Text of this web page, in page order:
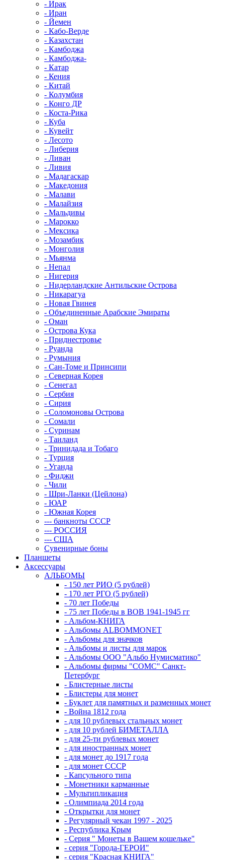
- Ирак
- Иран
- Йемен
- Кабо-Верде
- Казахстан
- Камбоджа
- Камбоджа-
- Катар
- Кения
- Китай
- Колумбия
- Конго ДР
- Коста-Рика
- Куба
- Кувейт
- Лесото
- Либерия
- Ливан
- Ливия
- Мадагаскар
- Македония
- Малави
- Малайзия
- Мальдивы
- Марокко
- Мексика
- Мозамбик
- Монголия
- Мьянма
- Непал
- Нигерия
- Нидерландские Антильские Острова
- Никарагуа
- Новая Гвинея
- Объединенные Арабские Эмираты
- Оман
- Острова Кука
- Приднестровье
- Руанда
- Румыния
- Сан-Томе и Принсипи
- Северная Корея
- Сенегал
- Сербия
- Сирия
- Соломоновы Острова
- Сомали
- Суринам
- Таиланд
- Тринидада и Тобаго
- Турция
- Уганда
- Фиджи
- Чили
- Шри-Ланки (Цейлона)
- ЮАР
- Южная Корея
--- банкноты СССР
--- РОССИЯ
--- США
Сувенирные боны
Планшеты
Аксессуары
АЛЬБОМЫ
- 150 лет РИО (5 рублей)
- 170 лет РГО (5 рублей)
- 70 лет Победы
- 75 лет Победы в ВОВ 1941-1945 гг
- Альбом-КНИГА
- Альбомы ALBOMMONET
- Альбомы для значков
- Альбомы и листы для марок
- Альбомы ООО "Альбо Нумисматико"
- Альбомы фирмы "СОМС" Санкт-
Петербург
- Блистерные листы
- Блистеры для монет
- Буклет для памятных и разменных монет
- Война 1812 года
- для 10 рублевых стальных монет
- для 10 рублей БИМЕТАЛЛА
- для 25-ти рублевых монет
- для иностранных монет
- для монет до 1917 года
- для монет СССР
- Капсульного типа
- Монетники карманные
- Мультипликация
- Олимпиада 2014 года
- Открытки для монет
- Регулярный чекан 1997 - 2025
- Республика Крым
- Серия " Монеты в Вашем кошельке"
- серия "Города-ГЕРОИ"
- серия "Красная КНИГА"